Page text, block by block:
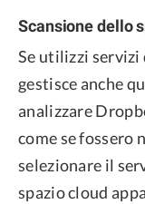
Scansione dello
Se utilizzi
gestisce anche
analizzare
come se fossero
selezionare il
spazio cloud